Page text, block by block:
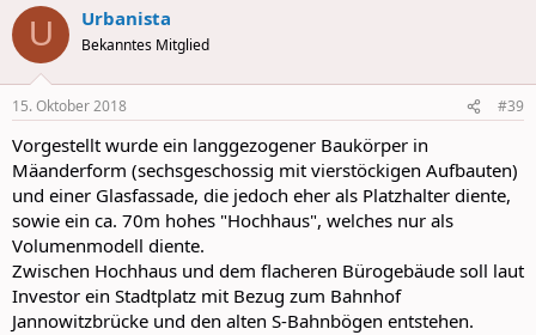
U Urbanista
Bekanntes Mitglied
15. Oktober 2018 #39
Vorgestellt wurde ein langgezogener Baukörper in
Mäanderform (sechsgeschossig mit vierstöckigen Aufbauten)
und einer Glasfassade, die jedoch eher als Platzhalter diente,
sowie ein ca. 70m hohes "Hochhaus", welches nur als
Volumenmodell diente.
Zwischen Hochhaus und dem flacheren Bürogebäude soll laut
Investor ein Stadtplatz mit Bezug zum Bahnhof
Jannowitzbrücke und den alten S-Bahnbögen entstehen.